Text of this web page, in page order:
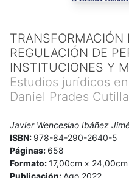
ENATIC (Asociación
Abogacía TIC) y del Institute
Javier es profesor de
Profesión de Abogado, de
Jurídica de Empresas y de
UNIR, UAM y UC3M).
Judicial y académico de la
Legislación, entre otras
TRANSFORMACIÓN
REGULACIÓN DE
INSTITUCIONES Y
Estudios jurídicos
Daniel Prades
Javier Wenceslao Ibáñez
ISBN: 978-84-290-2640-5
Páginas: 658
Formato:17,00cm x 24,00cm
Publicación:Ago 2022